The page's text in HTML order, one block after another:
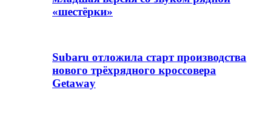
«шестёрки»
Subaru отложила старт производства
нового трёхрядного кроссовера
Getaway